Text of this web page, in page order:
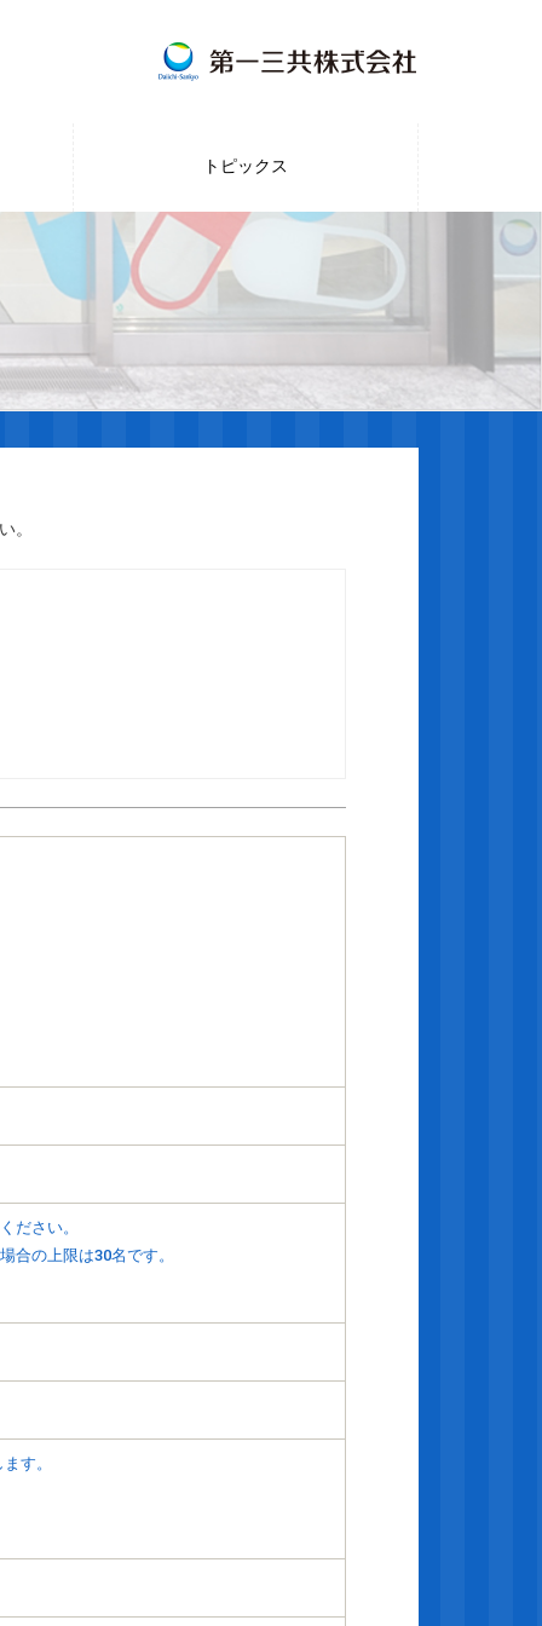
トピックス
。
ださい。
合の上限は30名です。
す。